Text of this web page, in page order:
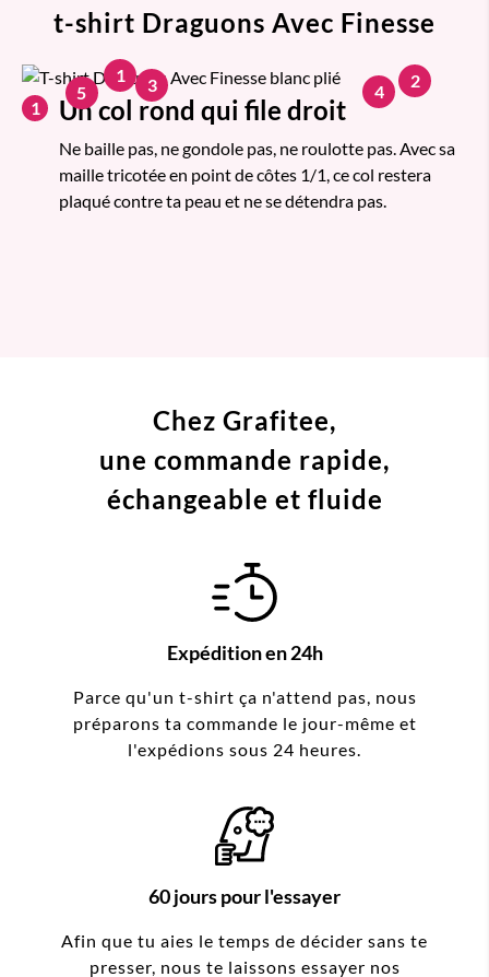
t-shirt Draguons Avec Finesse
1 Un col rond qui file droit
Ne baille pas, ne gondole pas, ne roulotte pas. Avec sa
maille tricotée en point de côtes 1/1, ce col restera
plaqué contre ta peau et ne se détendra pas.
1 2
3 4
5
Chez Grafitee,
une commande rapide,
échangeable et fluide
Expédition en 24h
Parce qu'un t-shirt ça n'attend pas, nous
préparons ta commande le jour-même et
l'expédions sous 24 heures.
60 jours pour l'essayer
Afin que tu aies le temps de décider sans te
presser, nous te laissons essayer nos